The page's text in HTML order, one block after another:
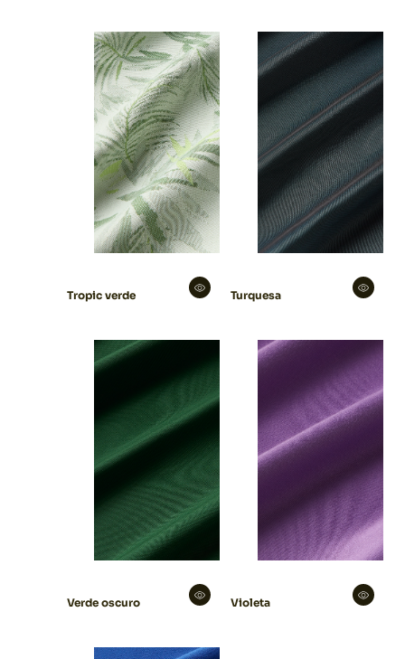
Tropic verde Turquesa
Verde oscuro Violeta